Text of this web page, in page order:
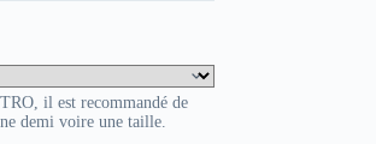
il est recommandé de
demi voire une taille.